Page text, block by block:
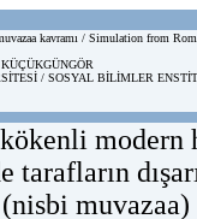
kavramı / Simulation from
/ SOSYAL BİLİMLER
modern